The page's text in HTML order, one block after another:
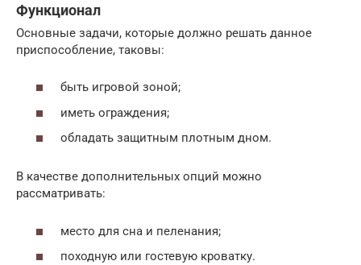
Функционал
Основные задачи, которые должно решать данное
приспособление, таковы:
быть игровой зоной;
иметь ограждения;
обладать защитным плотным дном.
В качестве дополнительных опций можно
рассматривать:
место для сна и пеленания;
походную или гостевую кроватку.